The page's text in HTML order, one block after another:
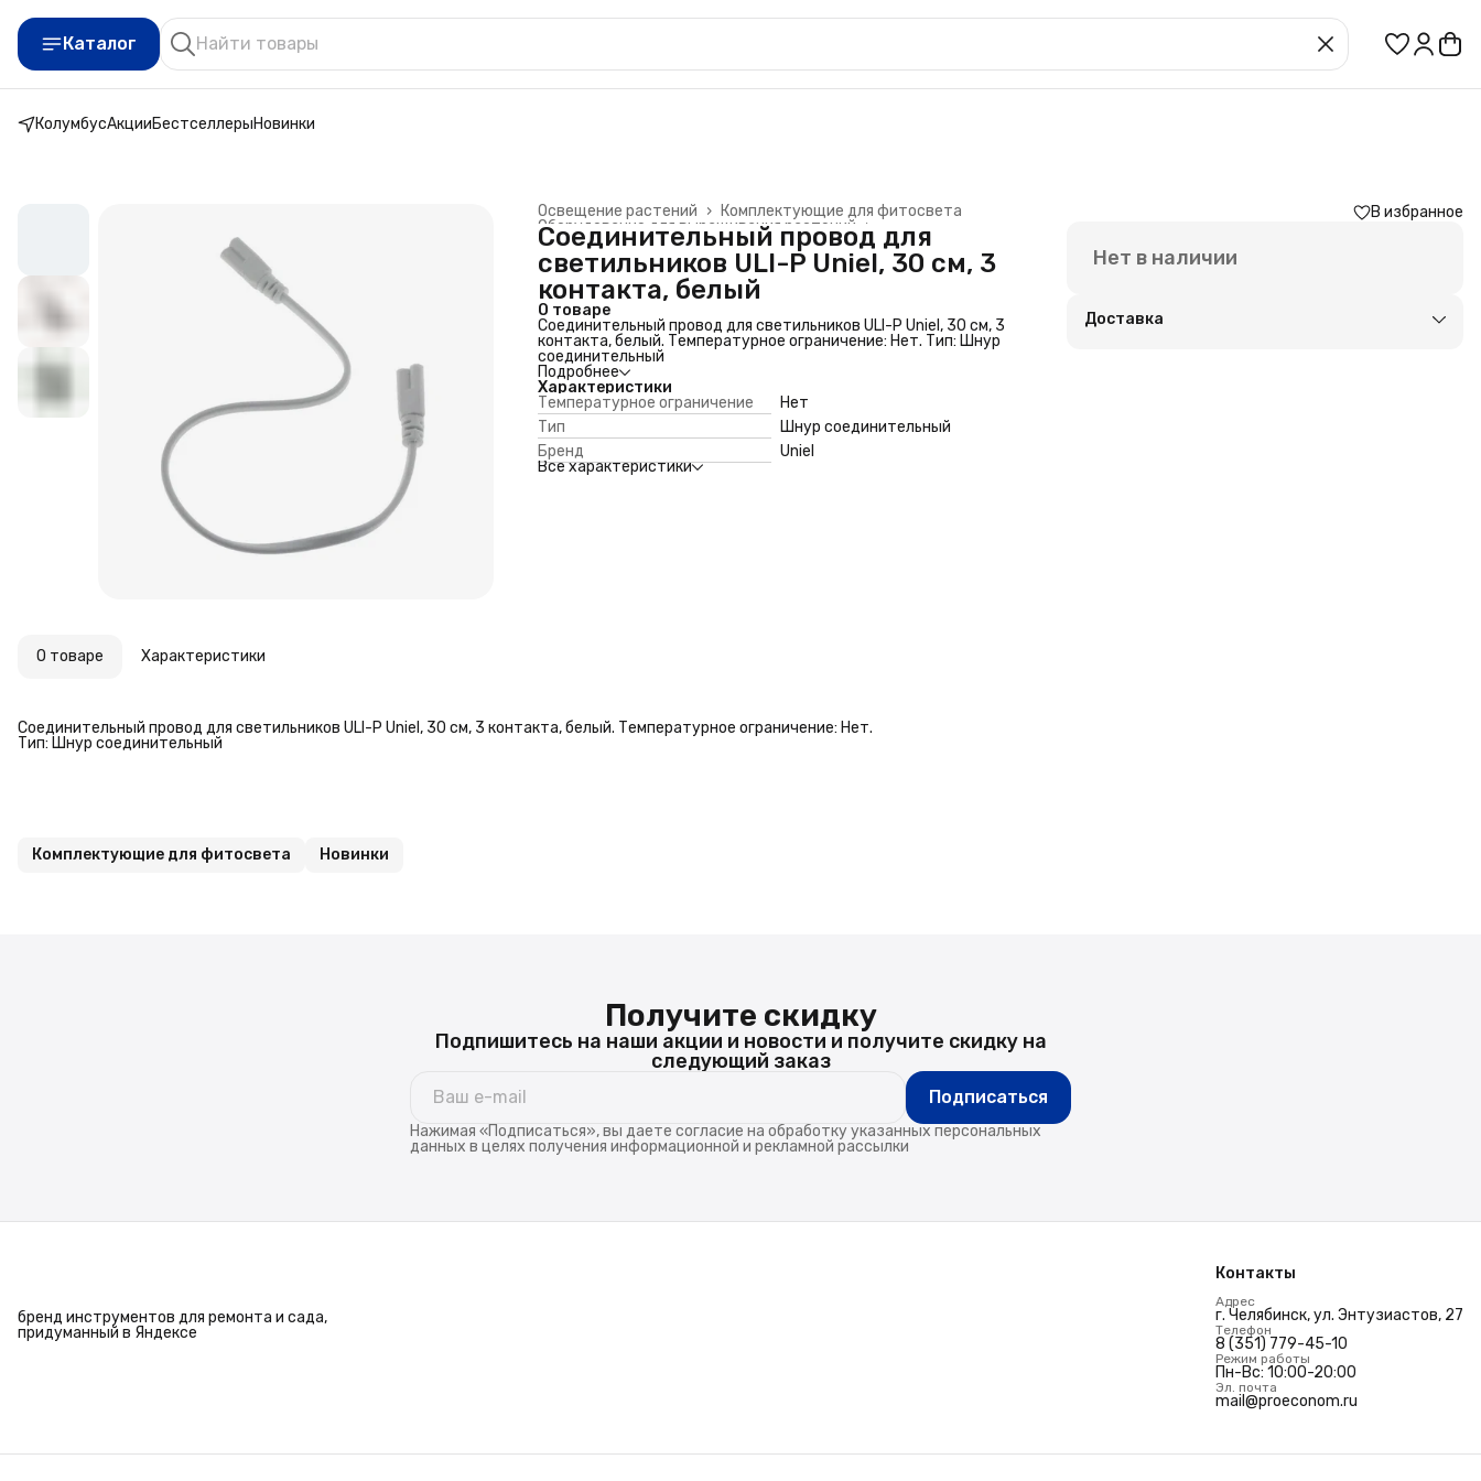
Каталог
КолумбусАкцииБестселлерыНовинки
Комплектующие для фитосвета
Освещение растений ›
Оборудование для выращивания растений ›
Товары для рассады ›
Сад и огород ›
Главная ›
Соединительный провод для
светильников ULI-P Uniel, 30 см, 3
контакта, белый
О товаре
Соединительный провод для светильников ULI-P Uniel, 30 см, 3
контакта, белый. Температурное ограничение: Нет. Тип: Шнур
соединительный
Подробнее
Характеристики
Температурное ограничение
Нет
Тип
Шнур соединительный
Бренд
Uniel
Все характеристики
В избранное
Нет в наличии
Доставка
О товаре Характеристики
Соединительный провод для светильников ULI-P Uniel, 30 см, 3 контакта, белый. Температурное ограничение: Нет.
Тип: Шнур соединительный
Комплектующие для фитосвета Новинки
Получите скидку
Подпишитесь на наши акции и новости и получите скидку на
следующий заказ
Подписаться
Нажимая «Подписаться», вы даете согласие на обработку указанных персональных
данных в целях получения информационной и рекламной рассылки
бренд инструментов для ремонта и сада,
придуманный в Яндексе
Контакты
Адрес
г. Челябинск, ул. Энтузиастов, 27
Телефон
8 (351) 779-45-10
Режим работы
Пн-Вс: 10:00-20:00
Эл. почта
mail@proeconom.ru